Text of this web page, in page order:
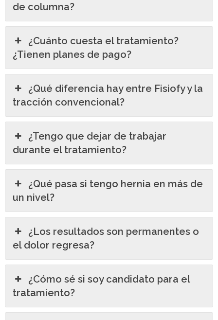
de columna?
¿Cuánto cuesta el tratamiento?
¿Tienen planes de pago?
¿Qué diferencia hay entre Fisiofy y la
tracción convencional?
¿Tengo que dejar de trabajar
durante el tratamiento?
¿Qué pasa si tengo hernia en más de
un nivel?
¿Los resultados son permanentes o
el dolor regresa?
¿Cómo sé si soy candidato para el
tratamiento?